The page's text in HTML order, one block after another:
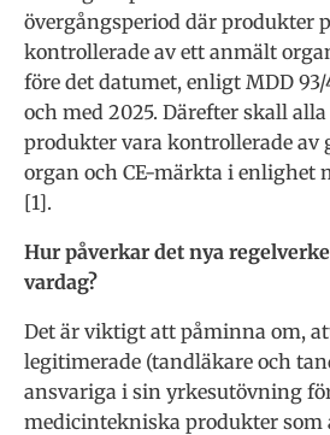
övergångsperiod där produkter
kontrollerade av ett anmält
före det datumet, enligt MDD
och med 2025. Därefter skall
produkter vara kontrollerade av
organ och CE-märkta i enlighet
[1].
Hur påverkar det nya
vardag?
Det är viktigt att påminna om,
legitimerade (tandläkare och
ansvariga i sin yrkesutövning
medicintekniska produkter som